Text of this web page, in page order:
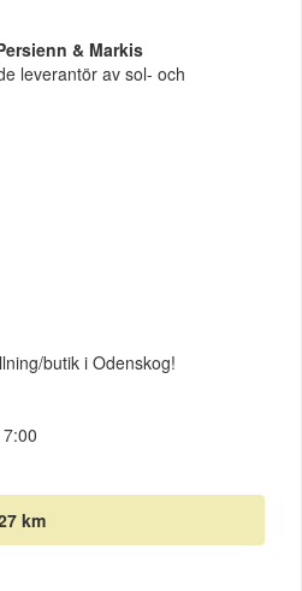
& Markis
leverantör av sol- och
butik i Odenskog!
km